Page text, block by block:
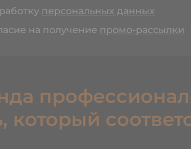
персональных данных
на получение промо-рассылки
который